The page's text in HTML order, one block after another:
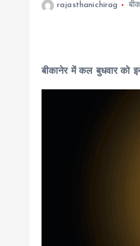
rajasthanichirag
बीकानेर में कल बुधवार को